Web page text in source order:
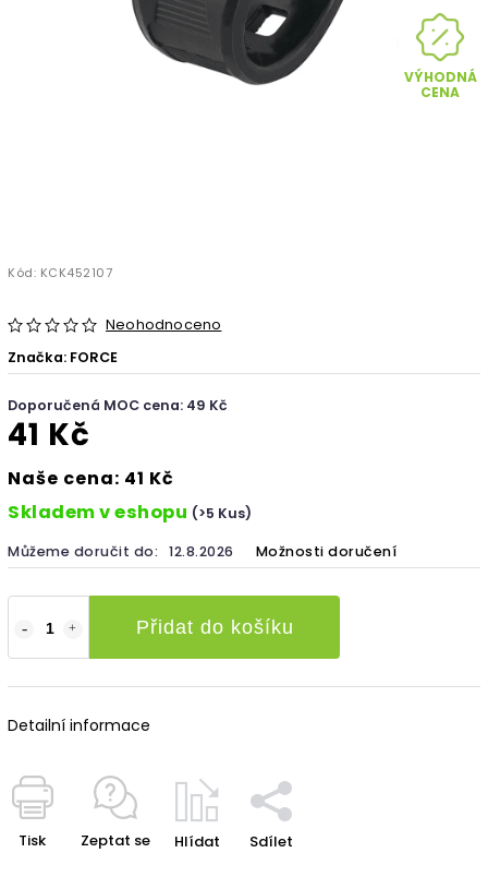
VÝHODNÁ
CENA
Kód: KCK452107
Neohodnoceno
Značka: FORCE
Doporučená MOC cena: 49 Kč
41 Kč
Naše cena: 41 Kč
Skladem v eshopu (>5 Kus)
Můžeme doručit do: 12.8.2026 Možnosti doručení
Přidat do košíku
Detailní informace
Tisk Zeptat se Hlídat Sdílet